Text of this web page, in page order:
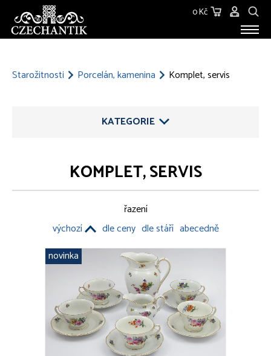
0 Kč
Starožitnosti Porcelán, kamenina Komplet, servis
KATEGORIE
STŘÍBRO
SOCHY, PLASTIKY
PORCELÁN, KAMENINA
Figury, dekorace
Komplet, servis
KOMPLET, SERVIS
řazení
výchozí
dle ceny dle stáří abecedně
novinka